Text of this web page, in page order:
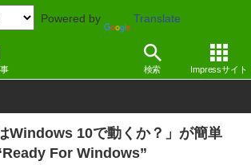
Powered by Translate
検索 Impressサイト
ァイル Webサービス
Windows 10で動くか？」が簡単
For Windows”